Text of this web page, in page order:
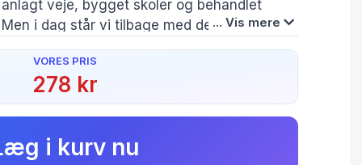
veje, bygget skoler og behandlet
i dag står vi tilbage med de vilde
at tage hånd om. Hvordan styrker vi
medarbejdere til et presset
udsatte, forbedrer læring for de svageste i
mistrivsel, begrænser kriminaliteten og
... Vis mere
VORES PRIS
278 kr
i kurv nu